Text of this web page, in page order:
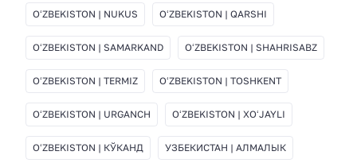
OʻZBEKISTON | NUKUS OʻZBEKISTON | QARSHI
OʻZBEKISTON | SAMARKAND OʻZBEKISTON | SHAHRISABZ
OʻZBEKISTON | TERMIZ OʻZBEKISTON | TOSHKENT
OʻZBEKISTON | URGANCH OʻZBEKISTON | XOʻJAYLI
OʻZBEKISTON | КЎКАНД УЗБЕКИСТАН | АЛМАЛЫК